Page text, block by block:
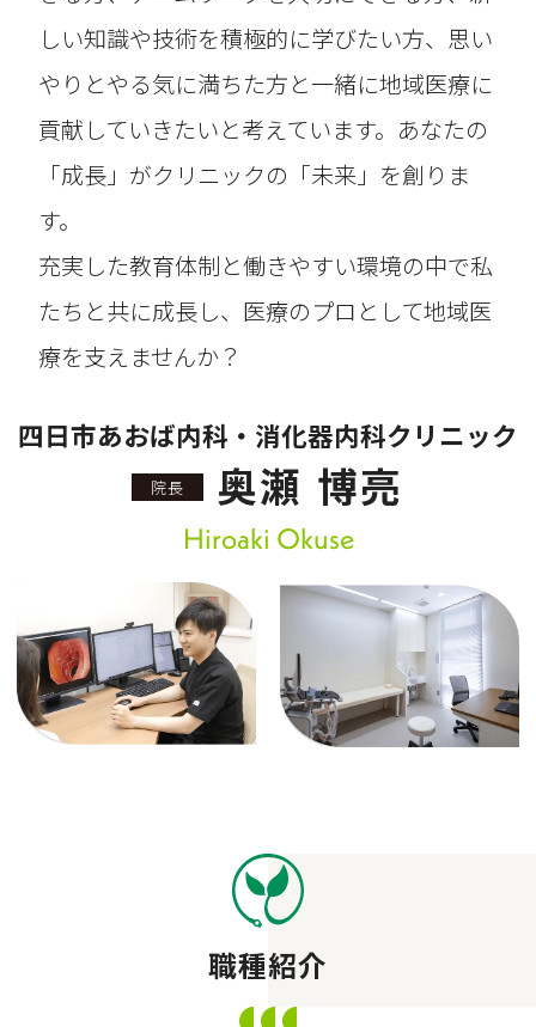
しい知識や技術を積極的に学びたい方、思い
やりとやる気に満ちた方と一緒に地域医療に
貢献していきたいと考えています。あなたの
「成長」がクリニックの「未来」を創りま
す。
充実した教育体制と働きやすい環境の中で私
たちと共に成長し、医療のプロとして地域医
療を支えませんか？
四日市あおば内科・消化器内科クリニック
院長 奥瀬 博亮
Hiroaki Okuse
職種紹介